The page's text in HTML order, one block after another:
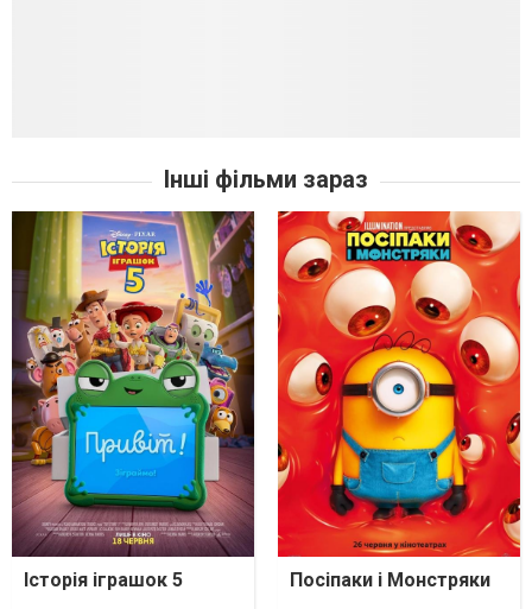
Інші фільми зараз
Історія іграшок 5 Посіпаки і Монстряки